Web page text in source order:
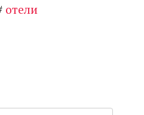
отели